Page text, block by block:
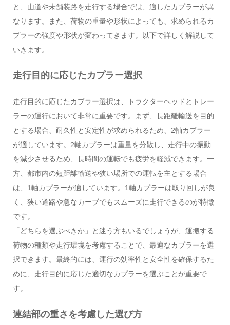
と、山道や未舗装路を走行する場合では、適したカプラーが異
なります。また、荷物の重量や形状によっても、求められるカ
プラーの強度や形状が変わってきます。以下で詳しく解説して
いきます。
走行目的に応じたカプラー選択
走行目的に応じたカプラー選択は、トラクターヘッドとトレー
ラーの運行において非常に重要です。まず、長距離輸送を目的
とする場合、耐久性と安定性が求められるため、2軸カプラー
が適しています。2軸カプラーは重量を分散し、走行中の振動
を減少させるため、長時間の運転でも疲労を軽減できます。一
方、都市内の短距離輸送や狭い場所での運転を主とする場合
は、1軸カプラーが適しています。1軸カプラーは取り回しが良
く、狭い道路や急なカーブでもスムーズに走行できるのが特徴
です。
「どちらを選ぶべきか」と迷う方もいるでしょうが、運搬する
荷物の種類や走行環境を考慮することで、最適なカプラーを選
択できます。最終的には、運行の効率性と安全性を確保するた
めに、走行目的に応じた適切なカプラーを選ぶことが重要で
す。
連結部の重さを考慮した選び方